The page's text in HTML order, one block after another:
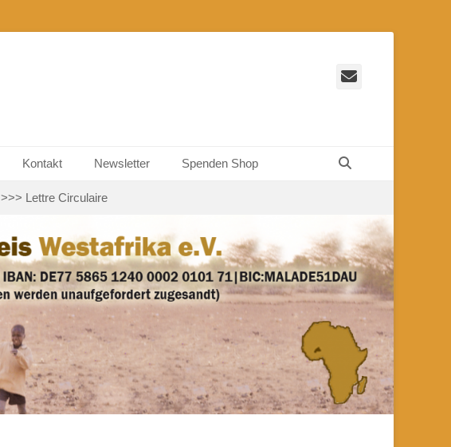
E-
Kontakt Newsletter Spenden Shop
>>> Lettre Circulaire